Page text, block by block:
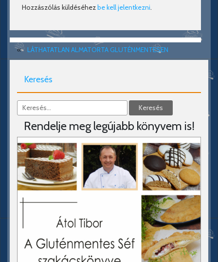
Hozzászólás küldéséhezbe kell jelentkezni.
« LÁTHATATLAN ALMATORTA GLUTÉNMENTESEN
Keresés
Rendelje meg legújabb könyvem is!